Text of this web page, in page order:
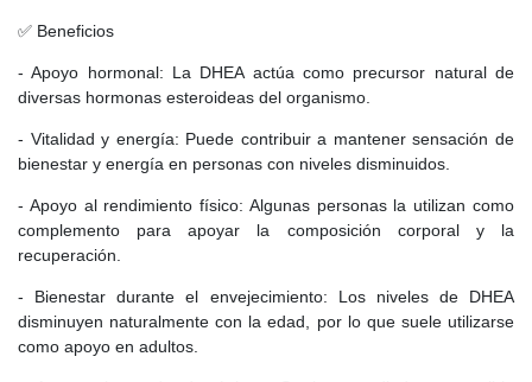
✅ Beneficios
- Apoyo hormonal: La DHEA actúa como precursor natural de
diversas hormonas esteroideas del organismo.
- Vitalidad y energía: Puede contribuir a mantener sensación de
bienestar y energía en personas con niveles disminuidos.
- Apoyo al rendimiento físico: Algunas personas la utilizan como
complemento para apoyar la composición corporal y la
recuperación.
- Bienestar durante el envejecimiento: Los niveles de DHEA
disminuyen naturalmente con la edad, por lo que suele utilizarse
como apoyo en adultos.